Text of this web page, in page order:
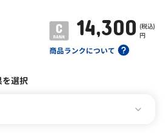
商品ランクについて
14,300 (税込)
円
を選択